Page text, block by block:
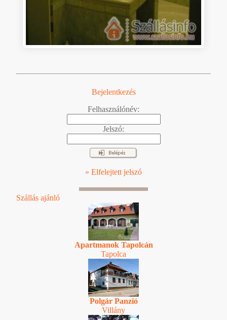
Bejelentkezés
Felhasználónév:
Jelszó:
» Elfelejtett jelszó
Szállás ajánló
Apartmanok Tapolcán
Tapolca
Polgár Panzió
Villány